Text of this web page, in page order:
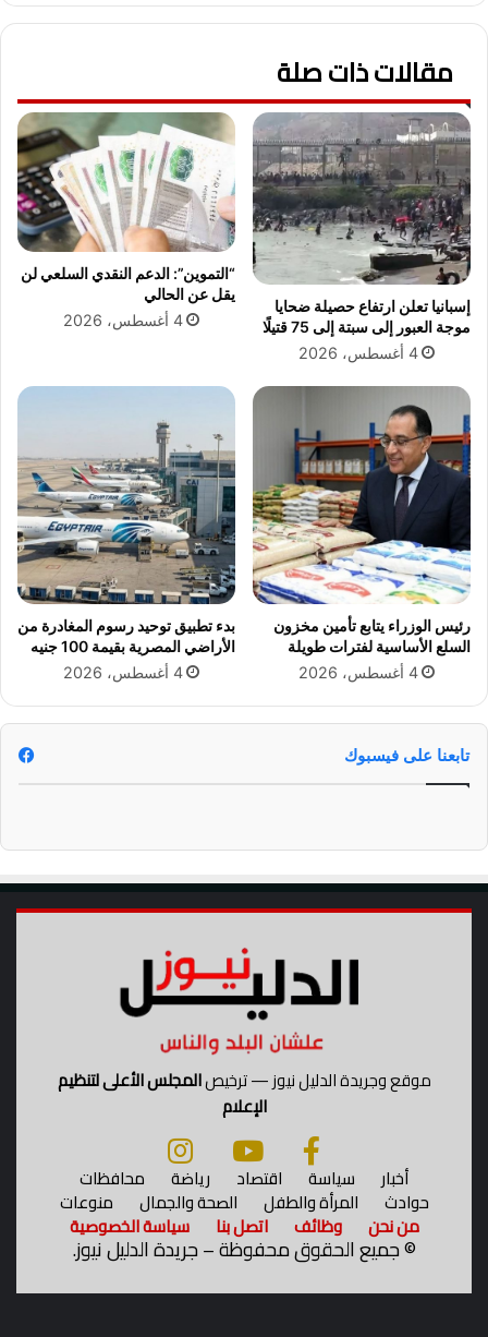
ر
ل
ق
ا
ب
ض
ة
ف
ي
ت
أ
م
ا
ل
س
ل
ع
ل
أ
س
س
ي
و
ت
ع
ز
ي
أ
م
م
و
ع
د
ص
ر
ف
م
ر
ت
ب
ت
ي
و
ن
ي
و
0
2
6
ـ
5
5
م
ل
و
ظ
ف
مقالات ذات صلة
إسبانيا تعلن ارتفاع حصيلة ضحايا
موجة العبور إلى سبتة إلى 75 قتيلًا
4 أغسطس، 2026
“التموين”: الدعم النقدي السلعي لن
يقل عن الحالي
4 أغسطس، 2026
رئيس الوزراء يتابع تأمين مخزون
السلع الأساسية لفترات طويلة
4 أغسطس، 2026
بدء تطبيق توحيد رسوم المغادرة من
الأراضي المصرية بقيمة 100 جنيه
4 أغسطس، 2026
تابعنا على فيسبوك
موقع وجريدة الدليل نيوز — ترخيصالمجلس الأعلى لتنظيم
الإعلام
أخبار سياسة اقتصاد رياضة محافظات
حوادث المرأة والطفل الصحة والجمال منوعات
من نحن وظائف اتصل بنا سياسة الخصوصية
©جميع الحقوق محفوظة – جريدة الدليل نيوز.